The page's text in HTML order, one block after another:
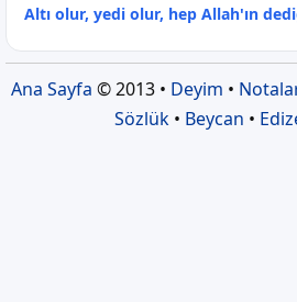
Altı olur, yedi olur, hep Allah'ın
Ana Sayfa © 2013 • Deyim •
Sözlük• Beycan •